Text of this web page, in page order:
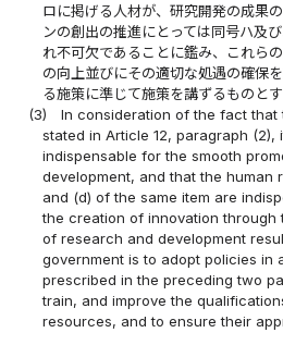
ロに掲げる人材が、研究開発の成果
ンの創出の推進にとっては同号ハ及
れ不可欠であることに鑑み、これら
の向上並びにその適切な処遇の確保
る施策に準じて施策を講ずるものとす
(3)
In consideration of the fact that
stated in Article 12, paragraph (2),
indispensable for the smooth
development, and that the human
and (d) of the same item are
the creation of innovation
of research and development
government is to adopt policies in
prescribed in the preceding two
train, and improve the
resources, and to ensure their